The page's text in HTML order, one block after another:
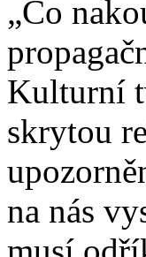
„Co
Kulturní
skrytou
na nás